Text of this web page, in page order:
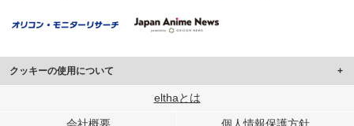
クッキーの使用について
このサイトでは Cookie を使用して、ユーザーに合わせたコンテンツや広告の
行っています。
elthaとは